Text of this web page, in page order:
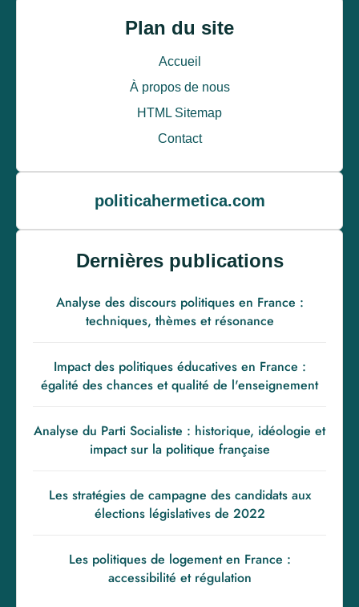
Plan du site
Accueil
À propos de nous
HTML Sitemap
Contact
politicahermetica.com
Dernières publications
Analyse des discours politiques en France :
techniques, thèmes et résonance
Impact des politiques éducatives en France :
égalité des chances et qualité de l'enseignement
Analyse du Parti Socialiste : historique, idéologie et
impact sur la politique française
Les stratégies de campagne des candidats aux
élections législatives de 2022
Les politiques de logement en France :
accessibilité et régulation